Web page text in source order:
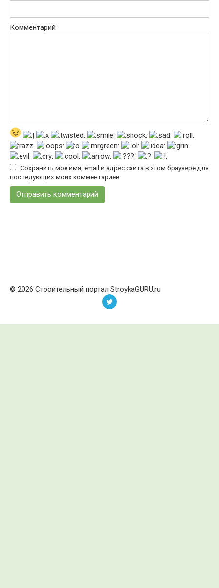
Комментарий
Сохранить моё имя, email и адрес сайта в этом браузере для
последующих моих комментариев.
© 2026 Строительный портал StroykaGURU.ru